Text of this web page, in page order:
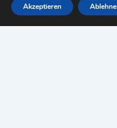
Akzeptieren